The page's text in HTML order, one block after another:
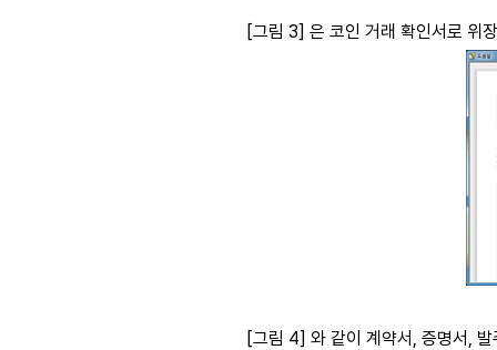
[그림 3] 은 코인 거래 확인서로 위
[그림 4] 와 같이 계약서 , 증명서 ,